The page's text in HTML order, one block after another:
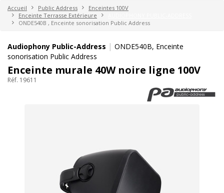
Accueil Public Address
Enceintes 100V
Enceinte Terrasse Extérieure
ONDE540B , Enceinte sonorisation Public Address
Audiophony Public-Address | ONDE540B, Enceinte
sonorisation Public Address
Enceinte murale 40W noire ligne 100V
Réf. 19611